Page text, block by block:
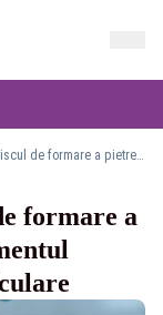
Obiceiul care crește riscul de formare a pietrelor la rinichi. Avertismentul medicilor pentru zilele caniculare
formare a